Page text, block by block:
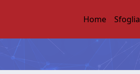
Home Sfoglia